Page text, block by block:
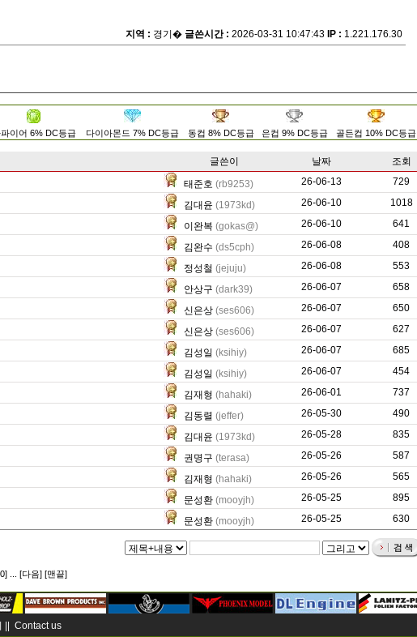
지역 : 경기� 글쓴시간 : 2026-03-31 10:47:43 IP : 1.221.176.30
이어 6% DC등급 다이아몬드 7% DC등급 동컵 8% DC등급 은컵 9% DC등급 골든컵 10% DC등급
글쓴이 날짜
조회
태준호 (rb9253) 26-06-13
729
김대윤 (1973kd) 26-06-10
1018
이완복 (gokas@) 26-06-10
641
김완수 (ds5cph) 26-06-08
408
정성철 (jejuju) 26-06-08
553
안상구 (dark39) 26-06-07
658
신은상 (ses606) 26-06-07
650
신은상 (ses606) 26-06-07
627
김성일 (ksihiy) 26-06-07
685
김성일 (ksihiy) 26-06-07
454
김재형 (hahaki) 26-06-01
737
김동렬 (jeffer) 26-05-30
490
김대윤 (1973kd) 26-05-28
835
권명구 (terasa) 26-05-26
587
김재형 (hahaki) 26-05-26
565
문성환 (mooyjh) 26-05-25
895
문성환 (mooyjh) 26-05-25 630
[다음] [맨끝]
Contact us